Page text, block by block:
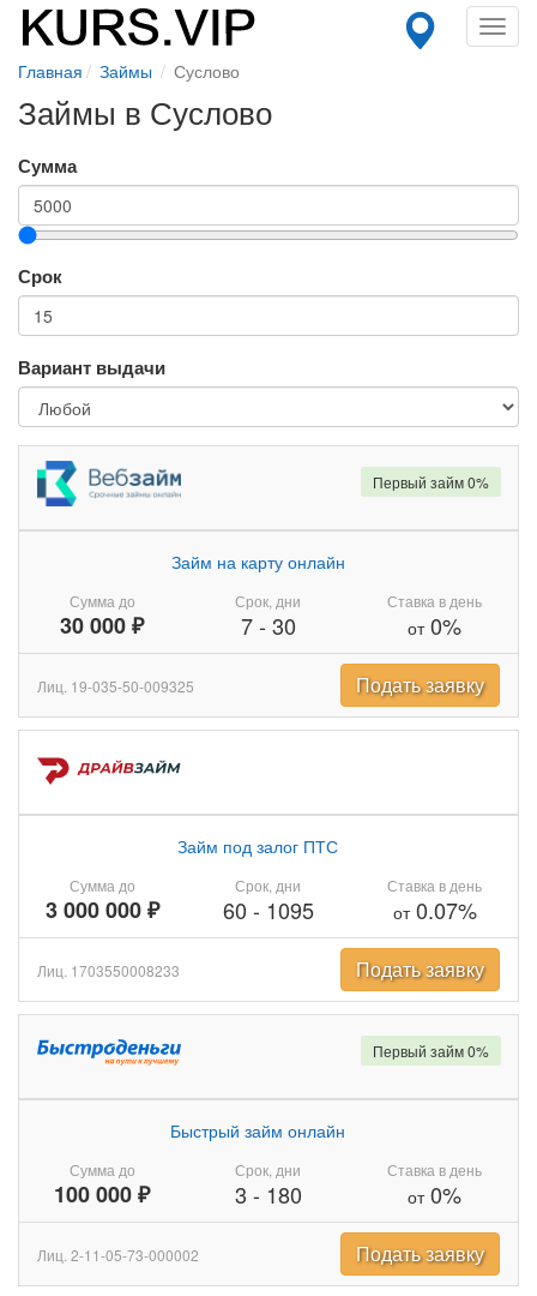
Главная Займы Суслово
Займы в Суслово
Сумма
Срок
Вариант выдачи
Сумма до
30 000 ₽
Займ на карту онлайн
Срок, дни
7- 30
Ставка в день
от0%
Первый займ 0%
Лиц. 19-035-50-009325 Подать заявку
Сумма до
3 000 000 ₽
Займ под залог ПТС
Срок, дни
60 - 1095
Ставка в день
от0.07%
Лиц. 1703550008233 Подать заявку
Сумма до
100 000 ₽
Быстрый займ онлайн
Срок, дни
3 - 180
Ставка в день
от0%
Первый займ 0%
Лиц. 2-11-05-73-000002 Подать заявку